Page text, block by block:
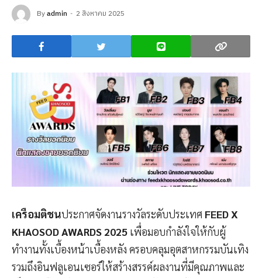
Byadmin 2 สิงหาคม 2025
เครือมติชนประกาศจัดงานรางวัลระดับประเทศ FEED X
KHAOSOD AWARDS 2025 เพื่อมอบกำลังใจให้กับผู้
ทำงานทั้งเบื้องหน้าเบื้องหลัง ครอบคลุมอุตสาหกรรมบันเทิง
รวมถึงอินฟลูเอนเซอร์ให้สร้างสรรค์ผลงานที่มีคุณภาพและ